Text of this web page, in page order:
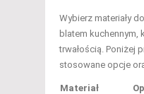
Wybierz materiały
blatem kuchennym,
trwałością. Poniżej
stosowane opcje
Materiał